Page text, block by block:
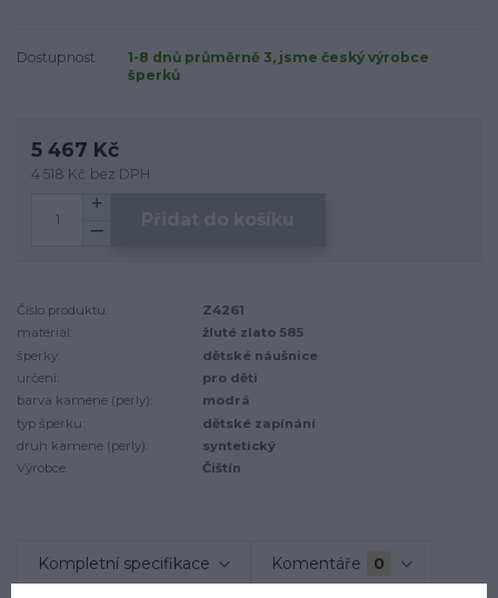
Dostupnost
1-8 dnů průměrně 3, jsme český výrobce
šperků
5 467 Kč
4 518 Kč bez DPH
Číslo produktu:
Z4261
materiál:
žluté zlato 585
šperky:
dětské náušnice
určení:
pro děti
barva kamene (perly):
modrá
typ šperku:
dětské zapínání
druh kamene (perly):
syntetický
Výrobce:
Čištín
Kompletní specifikace Komentáře 0